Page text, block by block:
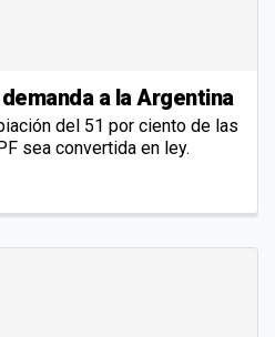
a la Argentina
del 51 por ciento de las
sea convertida en ley.